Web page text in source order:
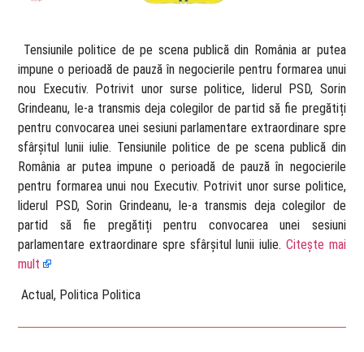
​ Tensiunile politice de pe scena publică din România ar putea
impune o perioadă de pauză în negocierile pentru formarea unui
nou Executiv. Potrivit unor surse politice, liderul PSD, Sorin
Grindeanu, le-a transmis deja colegilor de partid să fie pregătiți
pentru convocarea unei sesiuni parlamentare extraordinare spre
sfârșitul lunii iulie. Tensiunile politice de pe scena publică din
România ar putea impune o perioadă de pauză în negocierile
pentru formarea unui nou Executiv. Potrivit unor surse politice,
liderul PSD, Sorin Grindeanu, le-a transmis deja colegilor de
partid să fie pregătiți pentru convocarea unei sesiuni
parlamentare extraordinare spre sfârșitul lunii iulie. Citește mai
mult
​ Actual, Politica Politica